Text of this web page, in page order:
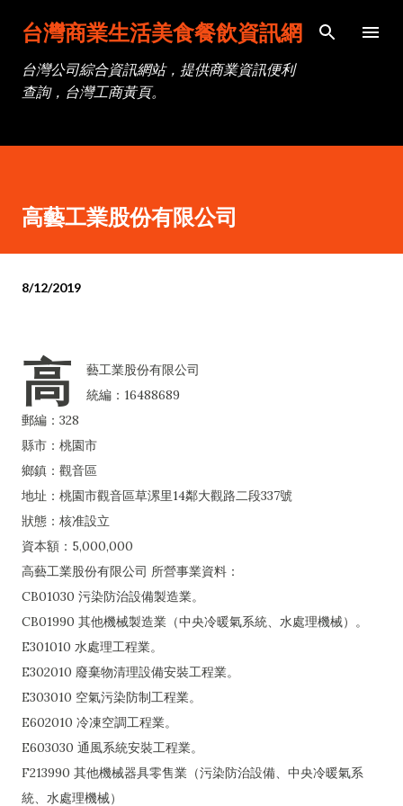
跳到主要內容
台灣商業生活美食餐飲資訊網
台灣公司綜合資訊網站，提供商業資訊便利
查詢，台灣工商黃頁。
高藝工業股份有限公司
8/12/2019
高
藝工業股份有限公司
統編：16488689
郵編：328
縣市：桃園市
鄉鎮：觀音區
地址：桃園市觀音區草漯里14鄰大觀路二段337號
狀態：核准設立
資本額：5,000,000
高藝工業股份有限公司 所營事業資料：
CB01030 污染防治設備製造業。
CB01990 其他機械製造業（中央冷暖氣系統、水處理機械）。
E301010 水處理工程業。
E302010 廢棄物清理設備安裝工程業。
E303010 空氣污染防制工程業。
E602010 冷凍空調工程業。
E603030 通風系統安裝工程業。
F213990 其他機械器具零售業（污染防治設備、中央冷暖氣系
統、水處理機械）